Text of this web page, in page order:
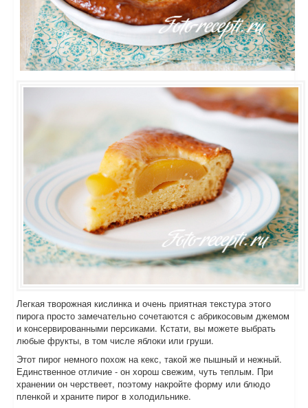
Легкая творожная кислинка и очень приятная текстура этого
пирога просто замечательно сочетаются с абрикосовым джемом
и консервированными персиками. Кстати, вы можете выбрать
любые фрукты, в том числе яблоки или груши.
Этот пирог немного похож на кекс, такой же пышный и нежный.
Единственное отличие - он хорош свежим, чуть теплым. При
хранении он черствеет, поэтому накройте форму или блюдо
пленкой и храните пирог в холодильнике.